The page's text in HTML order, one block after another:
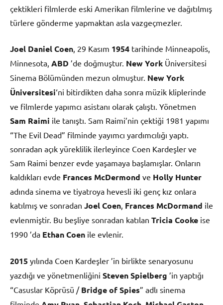
çektikleri filmlerde eski Amerikan filmlerine ve dağıtılmış
türlere gönderme yapmaktan asla vazgeçmezler.
Joel Daniel Coen , 29 Kasım 1954 tarihinde Minneapolis,
Minnesota, ABD ’de doğmuştur. New York Üniversitesi
Sinema Bölümünden mezun olmuştur. New York
Üniversitesi‘ni bitirdikten daha sonra müzik kliplerinde
ve filmlerde yapımcı asistanı olarak çalıştı. Yönetmen
Sam Raimi ile tanıştı. Sam Raimi’nin çektiği 1981 yapımı
“The Evil Dead” filminde yayımcı yardımcılığı yaptı.
sonradan açık yüreklilik ilerleyince Coen Kardeşler ve
Sam Raimi benzer evde yaşamaya başlamışlar. Onların
kaldıkları evde Frances McDermond ve Holly Hunter
adında sinema ve tiyatroya hevesli iki genç kız onlara
katılmış ve sonradan Joel Coen Frances McDormand ile
evlenmiştir. Bu beşliye sonradan katılan Tricia Cooke ise
1990 ’da Ethan Coen ile evlenir.
2015 yılında Coen Kardeşler ’in birlikte senaryosunu
yazdığı ve yönetmenliğini Steven Spielberg ’in yaptığı
“Casuslar Köprüsü / Bridge of Spies” adlı sinema